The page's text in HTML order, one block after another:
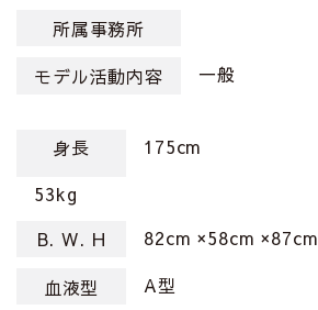
所属事務所
モデル活動内容
一般
身長 175cm
53kg
B. W. H
82cm ×58cm ×87cm
血液型 A型